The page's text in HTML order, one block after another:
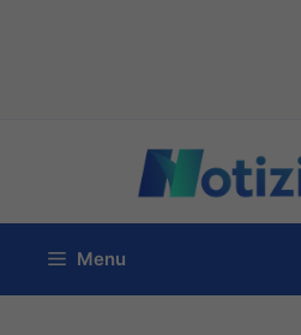
contenuto
Menu